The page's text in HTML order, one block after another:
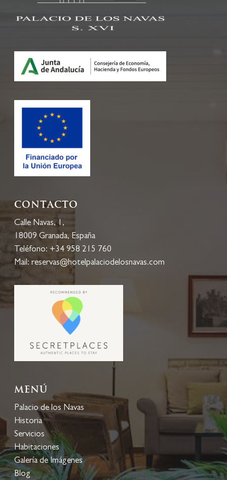
Contacto
Calle Navas, 1,
18009 Granada, España
Teléfono: +34 958 215 760
Mail: reservas@hotelpalaciodelosnavas.com
Menú
Palacio de los Navas
Historia
Servicios
Habitaciones
Galería de Imágenes
Blog